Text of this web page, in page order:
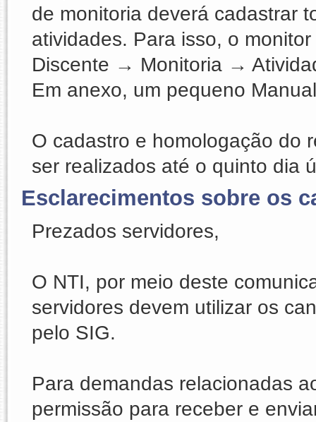
de monitoria deverá cadastrar
atividades. Para isso, o
Discente → Monitoria →
Em anexo, um pequeno
O cadastro e homologação do
ser realizados até o quinto dia
Esclarecimentos sobre os
Prezados servidores,
O NTI, por meio deste
servidores devem utilizar os
pelo SIG.
Para demandas relacionadas
permissão para receber e